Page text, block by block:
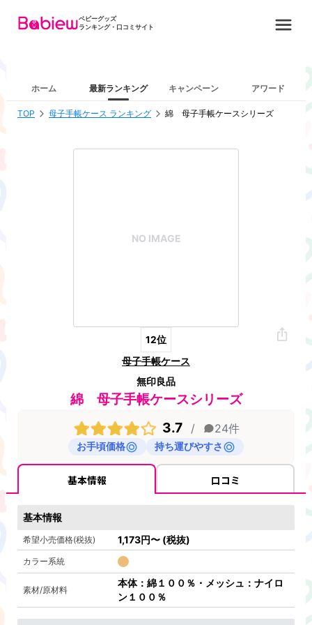
ベビーグッズ
ランキング・口コミサイト
ホーム 最新ランキング キャンペーン アワード
TOP 母子手帳ケース ランキング 綿 母子手帳ケースシリーズ
NO IMAGE
12位
母子手帳ケース
無印良品
綿 母子手帳ケースシリーズ
3.7
/ 24件
お手頃価格 持ち運びやすさ
基本情報 口コミ
基本情報
希望小売価格(税抜) 1,173円〜 (税抜)
カラー系統
素材/原材料
本体：綿１００％・メッシュ：ナイロ
ン１００％